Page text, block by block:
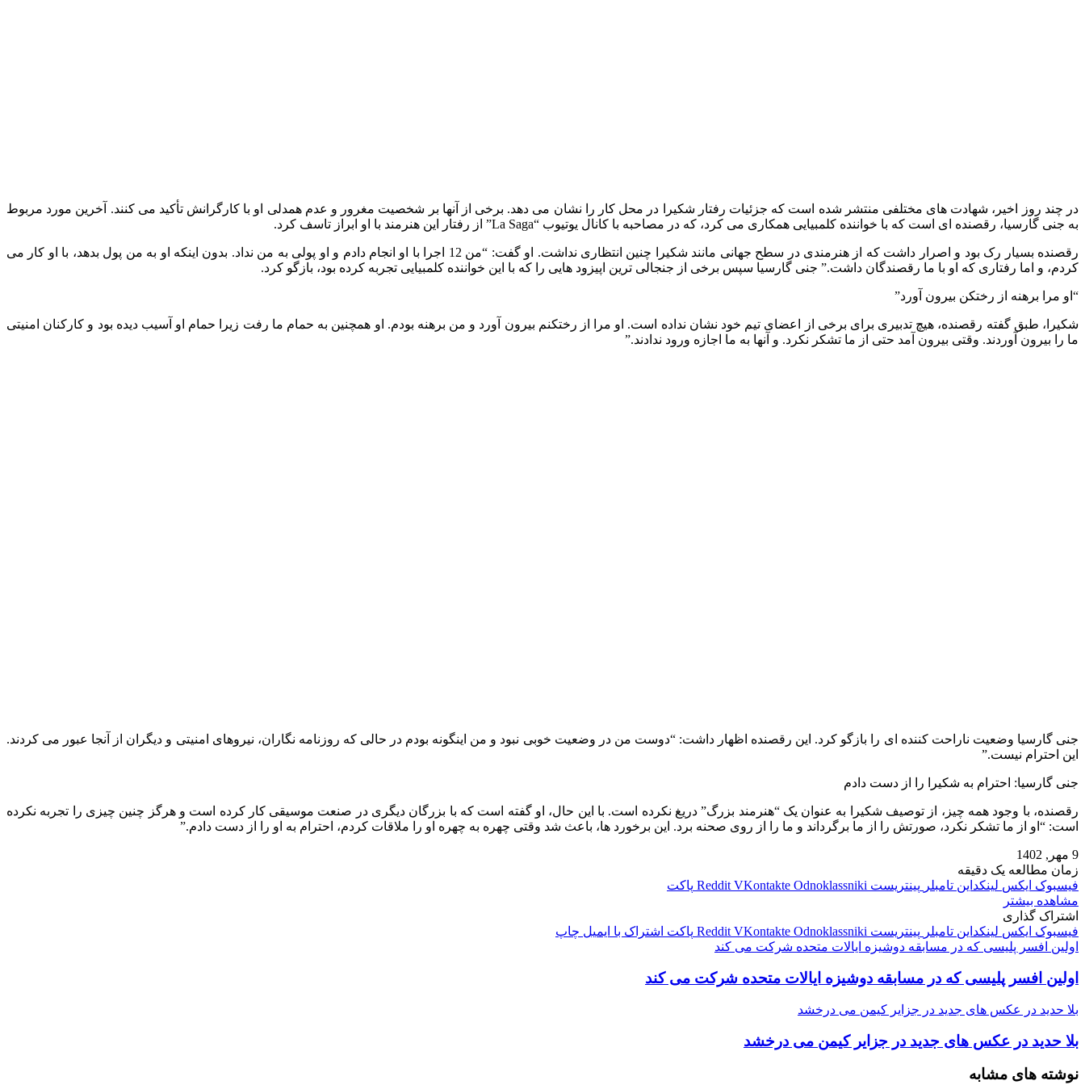
در چند روز اخیر، شهادت های مختلفی منتشر شده است که جزئیات رفتار شکیرا در محل کار را نشان می دهد. برخی از آنها بر شخصیت مغرور و عدم همدلی او با کارگرانش تأکید می کنند. آخرین مورد مربوط
به جنی گارسیا، رقصنده ای است که با خواننده کلمبیایی همکاری می کرد، که در مصاحبه با کانال یوتیوب “La Saga” از رفتار این هنرمند با او ابراز تاسف کرد.
رقصنده بسیار رک بود و اصرار داشت که از هنرمندی در سطح جهانی مانند شکیرا چنین انتظاری نداشت. او گفت: “من 12 اجرا با او انجام دادم و او پولی به من نداد. بدون اینکه او به من پول بدهد، با او کار می
کردم، و اما رفتاری که او با ما رقصندگان داشت.” جنی گارسیا سپس برخی از جنجالی ترین اپیزود هایی را که با این خواننده کلمبیایی تجربه کرده بود، بازگو کرد.
“او مرا برهنه از رختکن بیرون آورد”
شکیرا، طبق گفته رقصنده، هیچ تدبیری برای برخی از اعضای تیم خود نشان نداده است. او مرا از رختکنم بیرون آورد و من برهنه بودم. او همچنین به حمام ما رفت زیرا حمام او آسیب دیده بود و کارکنان امنیتی
ما را بیرون آوردند. وقتی بیرون آمد حتی از ما تشکر نکرد. و آنها به ما اجازه ورود ندادند.”
جنی گارسیا وضعیت ناراحت کننده ای را بازگو کرد. این رقصنده اظهار داشت: “دوست من در وضعیت خوبی نبود و من اینگونه بودم در حالی که روزنامه نگاران، نیروهای امنیتی و دیگران از آنجا عبور می کردند.
این احترام نیست.”
جنی گارسیا: احترام به شکیرا را از دست دادم
رقصنده، با وجود همه چیز، از توصیف شکیرا به عنوان یک “هنرمند بزرگ” دریغ نکرده است. با این حال، او گفته است که با بزرگان دیگری در صنعت موسیقی کار کرده است و هرگز چنین چیزی را تجربه نکرده
است: “او از ما تشکر نکرد، صورتش را از ما برگرداند و ما را از روی صحنه برد. این برخورد ها، باعث شد وقتی چهره به چهره او را ملاقات کردم، احترام به او را از دست دادم.”
9 مهر, 1402
زمان مطالعه یک دقیقه
فیسبوک ایکس لینکداین تامبلر پینتریست Reddit VKontakte Odnoklassniki
پاکت
مشاهده بیشتر
اشتراک گذاری
فیسبوک ایکس لینکداین تامبلر پینتریست Reddit VKontakte Odnoklassniki پاکت اشتراک با ایمیل چاپ
اولین افسر پلیسی که در مسابقه دوشیزه ایالات متحده شرکت می کند
اولین افسر پلیسی که در مسابقه دوشیزه ایالات متحده شرکت می کند
بلا حدید در عکس های جدید در جزایر کیمن می درخشد
بلا حدید در عکس های جدید در جزایر کیمن می درخشد
نوشته های مشابه